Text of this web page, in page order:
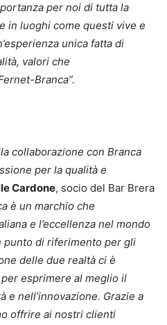
per noi di tutta la
in luoghi come questi vive e
unica fatta di
valori che
Branca”.
collaborazione con Branca
per la qualità e
Cardone, socio del Bar Brera
è un marchio che
e l’eccellenza nel mondo
punto di riferimento per gli
delle due realtà ci è
esprimere al meglio il
e nell’innovazione. Grazie a
offrire ai nostri clienti